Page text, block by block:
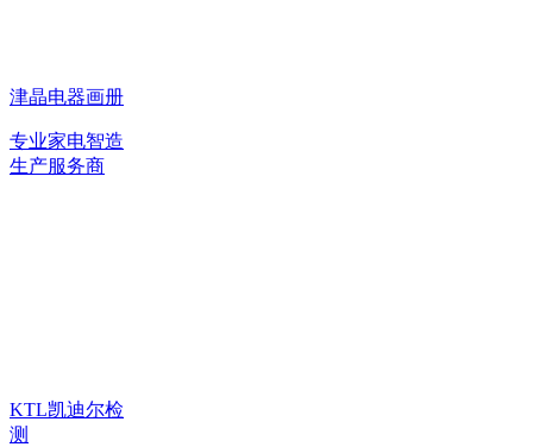
津晶电器画册
专业家电智造
生产服务商
KTL凯迪尔检
测